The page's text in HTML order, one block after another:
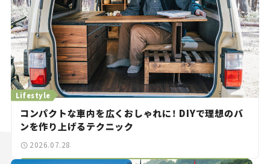
Lifestyle
コンパクトな車内を広くおしゃれに！ DIYで理想のバ
ンを作り上げるテクニック
2026.07.28